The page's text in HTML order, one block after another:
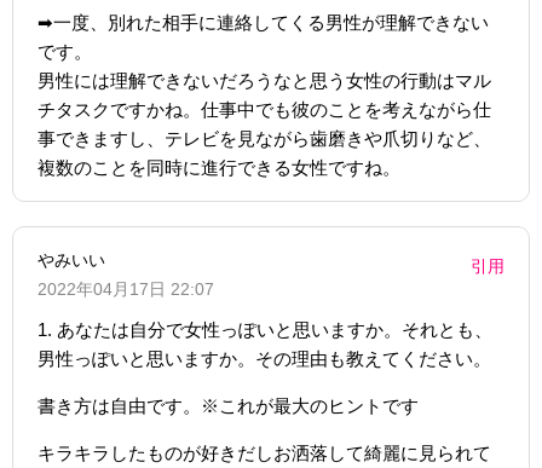
➡︎一度、別れた相手に連絡してくる男性が理解できない
です。
男性には理解できないだろうなと思う女性の行動はマル
チタスクですかね。仕事中でも彼のことを考えながら仕
事できますし、テレビを見ながら歯磨きや爪切りなど、
複数のことを同時に進行できる女性ですね。
やみいい
2022年04月17日 22:07
引用
1. あなたは自分で女性っぽいと思いますか。それとも、
男性っぽいと思いますか。その理由も教えてください。
書き方は自由です。※これが最大のヒントです
キラキラしたものが好きだしお洒落して綺麗に見られて